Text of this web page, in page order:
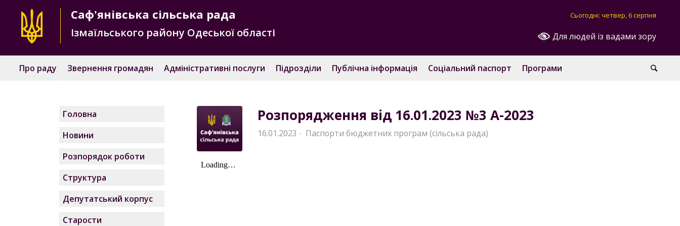
Для людей із вадами зору
Сьогодні: четвер, 6 серпня
Саф'янівська сільська рада
Ізмаїльського району Одеської області
Про раду Звернення громадян Адміністративні послуги Підрозділи Публічна інформація Соціальний паспорт Програми
Розпорядження від 16.01.2023 №3 А-2023
16.01.2023 · Паспорти бюджетних програм (сільська рада)
Головна
Новини
Розпорядок роботи
Структура
Депутатський корпус
Старости